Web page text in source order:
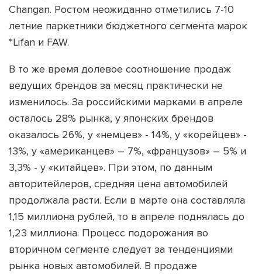
Changan. Ростом неожиданно отметились 7-10
летние паркетники бюджетного сегмента марок
*Lifan и FAW.
В то же время долевое соотношение продаж
ведущих брендов за месяц практически не
изменилось. За российскими марками в апреле
осталось 28% рынка, у японских брендов
оказалось 26%, у «немцев» - 14%, у «корейцев» -
13%, у «американцев» – 7%, «французов» – 5% и
3,3% - у «китайцев». При этом, по данным
авторитейлеров, средняя цена автомобилей
продолжала расти. Если в марте она составляла
1,15 миллиона рублей, то в апреле поднялась до
1,23 миллиона. Процесс подорожания во
вторичном сегменте следует за тенденциями
рынка новых автомобилей. В продаже